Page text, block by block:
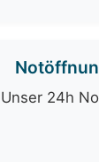
24h